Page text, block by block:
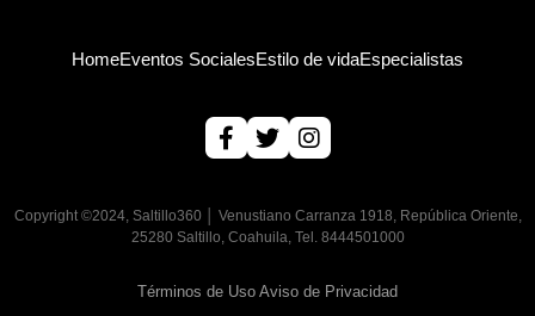
HomeEventos SocialesEstilo de vidaEspecialistas
Copyright ©2024, Saltillo360 │ Venustiano Carranza 1918, República Oriente,
25280 Saltillo, Coahuila, Tel. 8444501000
Términos de Uso Aviso de Privacidad